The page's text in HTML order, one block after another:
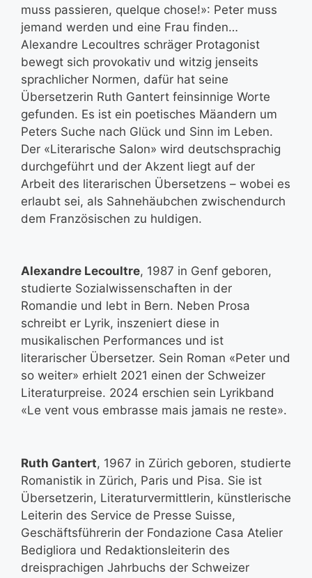
muss passieren, quelque chose!»: Peter muss
jemand werden und eine Frau finden…
Alexandre Lecoultres schräger Protagonist
bewegt sich provokativ und witzig jenseits
sprachlicher Normen, dafür hat seine
Übersetzerin Ruth Gantert feinsinnige Worte
gefunden. Es ist ein poetisches Mäandern um
Peters Suche nach Glück und Sinn im Leben.
Der «Literarische Salon» wird deutschsprachig
durchgeführt und der Akzent liegt auf der
Arbeit des literarischen Übersetzens – wobei es
erlaubt sei, als Sahnehäubchen zwischendurch
dem Französischen zu huldigen.
Alexandre Lecoultre, 1987 in Genf geboren,
studierte Sozialwissenschaften in der
Romandie und lebt in Bern. Neben Prosa
schreibt er Lyrik, inszeniert diese in
musikalischen Performances und ist
literarischer Übersetzer. Sein Roman «Peter und
so weiter» erhielt 2021 einen der Schweizer
Literaturpreise. 2024 erschien sein Lyrikband
«Le vent vous embrasse mais jamais ne reste».
Ruth Gantert, 1967 in Zürich geboren, studierte
Romanistik in Zürich, Paris und Pisa. Sie ist
Übersetzerin, Literaturvermittlerin, künstlerische
Leiterin des Service de Presse Suisse,
Geschäftsführerin der Fondazione Casa Atelier
Bedigliora und Redaktionsleiterin des
dreisprachigen Jahrbuchs der Schweizer